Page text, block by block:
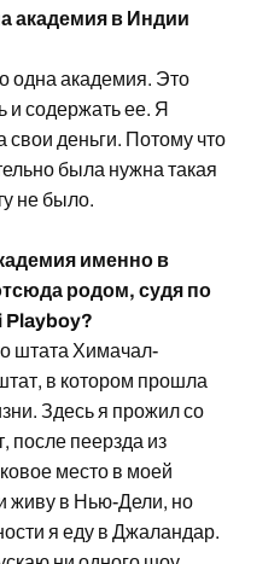
академия в Индии
одна академия. Это
и содержать ее. Я
свои деньги. Потому что
была нужна такая
не было.
именно в
родом, судя по
Playboy?
штата Химачал-
в котором прошла
Здесь я прожил со
после пеерзда из
место в моей
живу в Нью-Дели, но
я еду в Джаландар.